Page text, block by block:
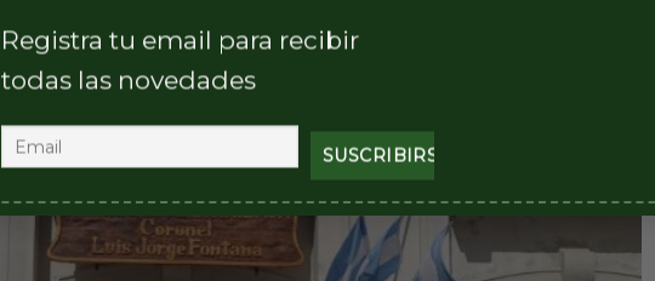
Registra tu email para recibir
todas las novedades